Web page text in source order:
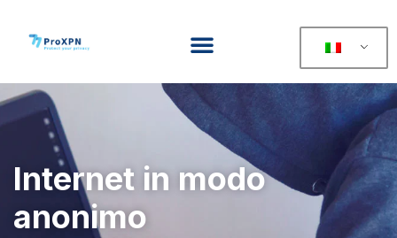
Internet in modo
anonimo